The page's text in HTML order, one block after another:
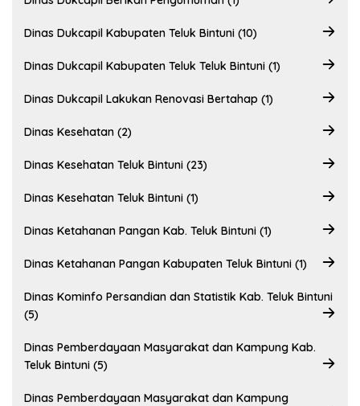
Dinas Dukcapil Kabupaten Teluk Bintuni (10)
Dinas Dukcapil Kabupaten Teluk Teluk Bintuni (1)
Dinas Dukcapil Lakukan Renovasi Bertahap (1)
Dinas Kesehatan (2)
Dinas Kesehatan Teluk Bintuni (23)
Dinas Kesehatan Teluk Bintuni (1)
Dinas Ketahanan Pangan Kab. Teluk Bintuni (1)
Dinas Ketahanan Pangan Kabupaten Teluk Bintuni (1)
Dinas Kominfo Persandian dan Statistik Kab. Teluk Bintuni
(5)
Dinas Pemberdayaan Masyarakat dan Kampung Kab.
Teluk Bintuni (5)
Dinas Pemberdayaan Masyarakat dan Kampung